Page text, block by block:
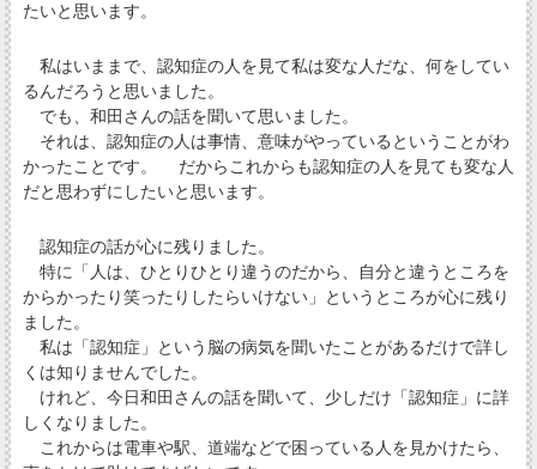
たいと思います。
私はいままで、認知症の人を見て私は変な人だな、何をしてい
るんだろうと思いました。
でも、和田さんの話を聞いて思いました。
それは、認知症の人は事情、意味がやっているということがわ
かったことです。 だからこれからも認知症の人を見ても変な人
だと思わずにしたいと思います。
認知症の話が心に残りました。
特に「人は、ひとりひとり違うのだから、自分と違うところを
からかったり笑ったりしたらいけない」というところが心に残り
ました。
私は「認知症」という脳の病気を聞いたことがあるだけで詳し
くは知りませんでした。
けれど、今日和田さんの話を聞いて、少しだけ「認知症」に詳
しくなりました。
これからは電車や駅、道端などで困っている人を見かけたら、